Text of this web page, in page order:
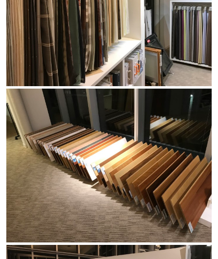
手間ひまかけた家づくり
KATSUMIの標準仕様 和暮-なごみ-
素材とデザイン
耐震性能+制震性能
断熱・気密性能と快適性
長期優良住宅
ZEH
ラインナップ
施工実績